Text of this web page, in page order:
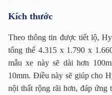
Kích thước
Theo thông tin được tiết lộ,
tổng thể 4.315 x 1.790 x
mẫu xe này sẽ dài hơn
10mm. Điều này sẽ giúp cho
nội thất rộng rãi hơn, đáp ứng